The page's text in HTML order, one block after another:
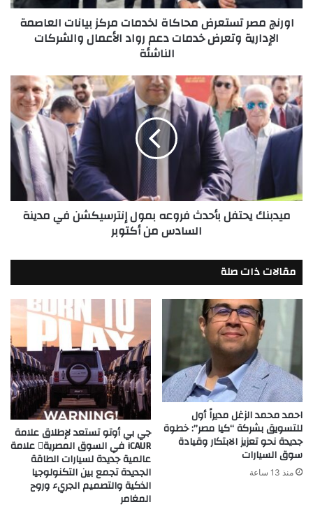
الإدارية
وتعرض
خدمات
الأعمال
والشركات
الناشئة
اورنچ مصر تستعرض محاكاة لخدمات مركز بيانات العاصمة
الإدارية وتعرض خدمات دعم رواد الأعمال والشركات
الناشئة
ميدبنك
يحتفل
بأحدث
فروعه
بمول
إنترسيكشن
في
مدينة
السادس
ميدبنك يحتفل بأحدث فروعه بمول إنترسيكشن في مدينة
السادس من أكتوبر
مقالات ذات صلة
احمد محمد الزغل مديراً أول
للتسويق بشركة “كيا مصر”: خطوة
جديدة نحو تعزيز الابتكار وقيادة
سوق السيارات
منذ 13 ساعة
جي بي أوتو تستعد لإطلاق علامة
iCAUR في السوق المصرية علامة
عالمية جديدة لسيارات الطاقة
الجديدة تجمع بين التكنولوجيا
الذكية والتصميم الجريء وروح
المغامر